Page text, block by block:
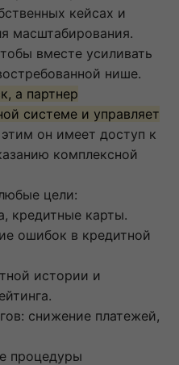
кейсах и
масштабирования.
вместе усиливать
нише.
а партнер
системе и управляет
он имеет доступ к
комплексной
цели:
кредитные карты.
ошибок в кредитной
истории и
снижение платежей,
процедуры